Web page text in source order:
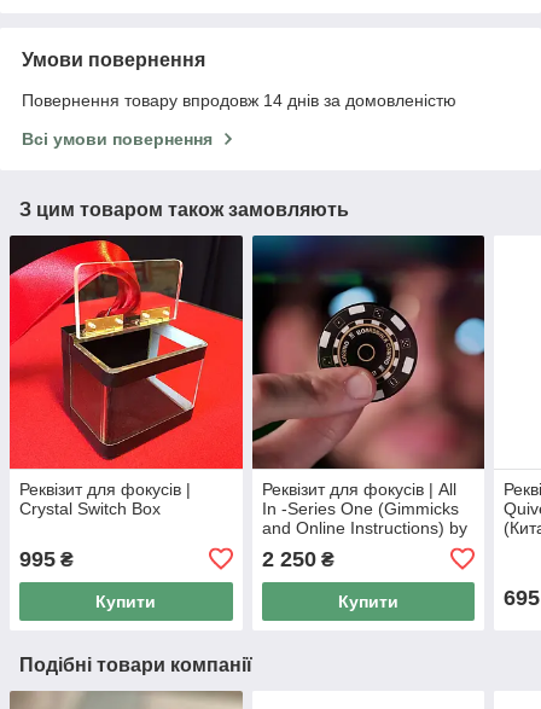
Умови повернення
Повернення товару впродовж 14 днів за домовленістю
Всі умови повернення
З цим товаром також замовляють
Реквізит для фокусів |
Crystal Switch Box
995 ₴
Купити
Реквізит для фокусів | All
In -Series One (Gimmicks
and Online Instructions) by
2 250₴
Купити 695
Подібні товари компанії